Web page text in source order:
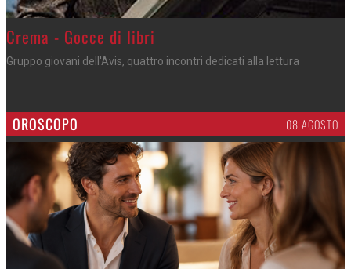
Crema - Gocce di libri
Gruppo giovani dell'Avis, quattro incontri dedicati alla lettura
OROSCOPO 08 AGOSTO